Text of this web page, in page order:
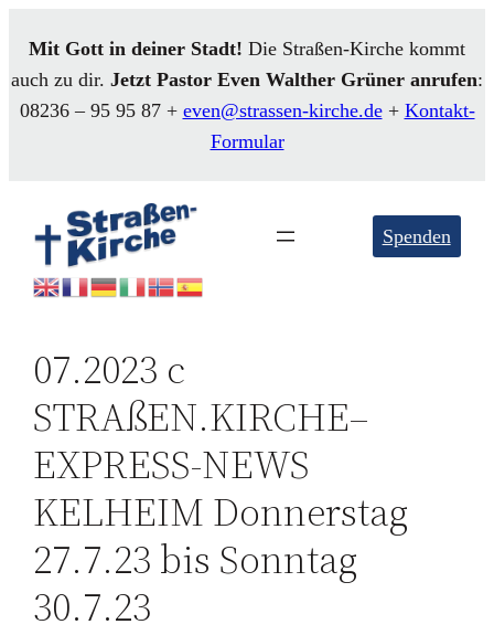
Mit Gott in deiner Stadt! Die Straßen-Kirche kommt
auch zu dir. Jetzt Pastor Even Walther Grüner anrufen:
08236 – 95 95 87 + even@strassen-kirche.de+ Kontakt-
Formular
Spenden
07.2023 c
STRAßEN.KIRCHE–
EXPRESS-NEWS
KELHEIM Donnerstag
27.7.23 bis Sonntag
30.7.23